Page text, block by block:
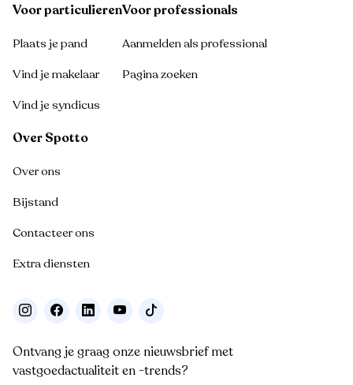
Voor particulieren
Plaats je pand
Vind je makelaar
Vind je syndicus
Voor professionals
Aanmelden als professional
Pagina zoeken
Over Spotto
Over ons
Bijstand
Contacteer ons
Extra diensten
Ontvang je graag onze nieuwsbrief met
vastgoedactualiteit en -trends?